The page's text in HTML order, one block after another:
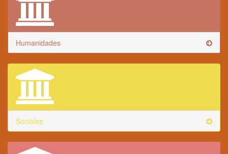
Humanidades
Sociales